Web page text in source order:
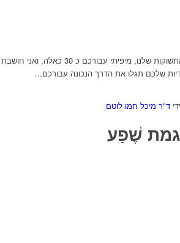
מה שמניע אותנו בחיים הם התשוקות שלנו, מיפיתי עבורכם כ 30 כאלה, ואני חושבת
שלכם תגלו את הדרך הנכונה עבורכם…
ד"ר מיכל חמו לוטם
שֶׁפַע